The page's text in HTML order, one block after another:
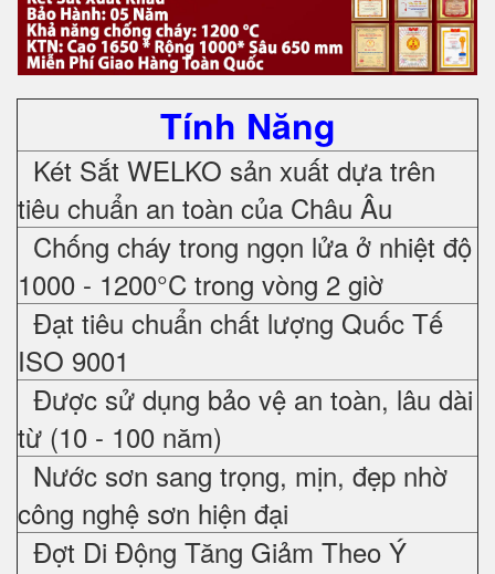
Tính Năng
Két Sắt WELKO sản xuất dựa trên
tiêu chuẩn an toàn của Châu Âu
Chống cháy trong ngọn lửa ở nhiệt độ
1000 - 1200°C trong vòng 2 giờ
Đạt tiêu chuẩn chất lượng Quốc Tế
ISO 9001
Được sử dụng bảo vệ an toàn, lâu dài
từ (10 - 100 năm)
Nước sơn sang trọng, mịn, đẹp nhờ
công nghệ sơn hiện đại
Đợt Di Động Tăng Giảm Theo Ý